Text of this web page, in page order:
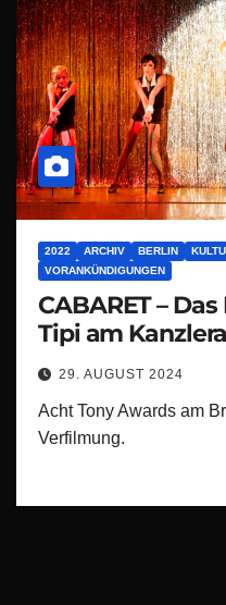
2022 ARCHIV BERLIN
VORANKÜNDIGUNGEN
CABARET –
Tipi am
29. AUGUST 2024
Acht Tony Awards am
Verfilmung.